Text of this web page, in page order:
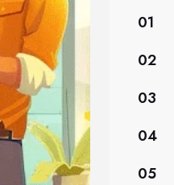
01
02
03
04
05